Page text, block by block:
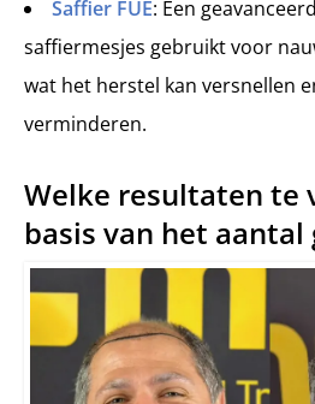
Saffier FUE: Een
saffiermesjes gebruikt voor
wat het herstel kan versnellen
verminderen.
Welke resultaten te
basis van het aantal